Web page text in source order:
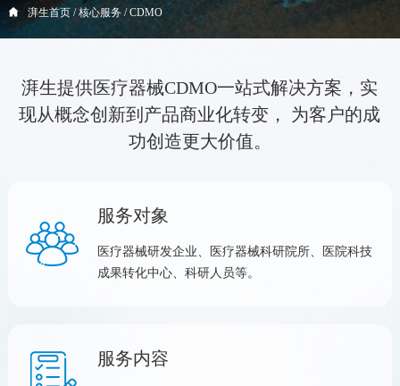
案
领
光
关 湃生首页/核心服务/CDMO
湃生提供医疗器械CDMO一站式解决方案，实
现从概念创新到产品商业化转变， 为客户的成
功创造更大价值。
服务对象
医疗器械研发企业、医疗器械科研院所、医院科技
成果转化中心、科研人员等。
服务内容